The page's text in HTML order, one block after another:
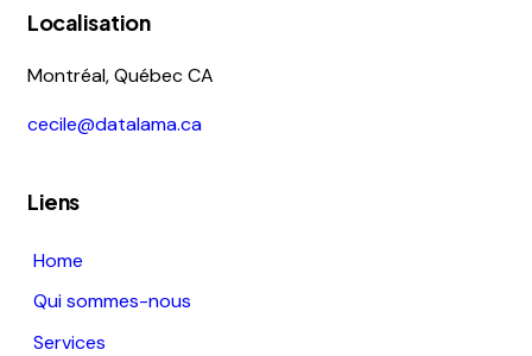
Localisation
Montréal, Québec CA
cecile@datalama.ca
Liens
Home
Qui sommes-nous
Services